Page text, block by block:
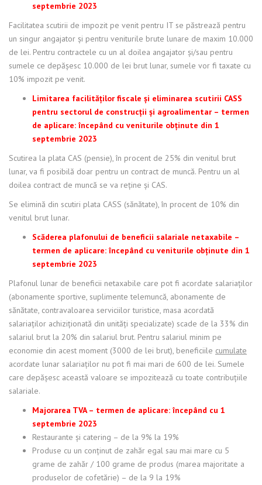
septembrie 2023
Facilitatea scutirii de impozit pe venit pentru IT se păstrează pentru
un singur angajator și pentru veniturile brute lunare de maxim 10.000
de lei. Pentru contractele cu un al doilea angajator și/sau pentru
sumele ce depășesc 10.000 de lei brut lunar, sumele vor fi taxate cu
10% impozit pe venit.
Limitarea facilităților fiscale și eliminarea scutirii CASS
pentru sectorul de construcții și agroalimentar – termen
de aplicare: începând cu veniturile obținute din 1
septembrie 2023
Scutirea la plata CAS (pensie), în procent de 25% din venitul brut
lunar, va fi posibilă doar pentru un contract de muncă. Pentru un al
doilea contract de muncă se va reține și CAS.
Se elimină din scutiri plata CASS (sănătate), în procent de 10% din
venitul brut lunar.
Scăderea plafonului de beneficii salariale netaxabile –
termen de aplicare: începând cu veniturile obținute din 1
septembrie 2023
Plafonul lunar de beneficii netaxabile care pot fi acordate salariaților
(abonamente sportive, suplimente telemuncă, abonamente de
sănătate, contravaloarea serviciilor turistice, masa acordată
salariaților achiziționată din unități specializate) scade de la 33% din
salariul brut la 20% din salariul brut. Pentru salariul minim pe
economie din acest moment (3000 de lei brut), beneficiile cumulate
acordate lunar salariaților nu pot fi mai mari de 600 de lei. Sumele
care depășesc această valoare se impozitează cu toate contribuțiile
salariale.
Majorarea TVA – termen de aplicare: începând cu 1
septembrie 2023
Restaurante și catering – de la 9% la 19%
Produse cu un conținut de zahăr egal sau mai mare cu 5
grame de zahăr / 100 grame de produs (marea majoritate a
produselor de cofetărie) – de la 9 la 19%